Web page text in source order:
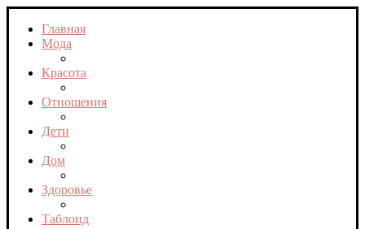
Главная
Мода
Красота
Отношения
Дети
Дом
Здоровье
Таблоид